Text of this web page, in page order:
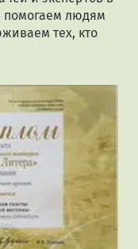
помогаем людям
тех, кто